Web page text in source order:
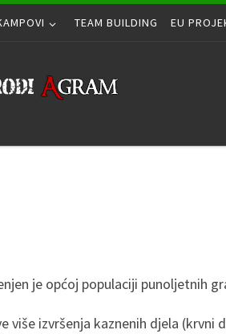
TEAM BUILDING EU
je općoj populaciji punoljetnih
više izvršenja kaznenih djela